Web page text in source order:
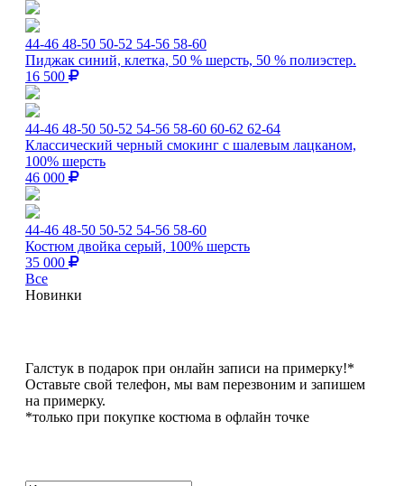
44-46 48-50 50-52 54-56 58-60
Пиджак синий, клетка, 50 % шерсть, 50 % полиэстер.
16 500
44-46 48-50 50-52 54-56 58-60 60-62 62-64
Классический черный смокинг с шалевым лацканом,
100% шерсть
46 000
44-46 48-50 50-52 54-56 58-60
Костюм двойка серый, 100% шерсть
35 000
Все
Новинки
Галстук в подарок при онлайн записи на примерку!*
Оставьте свой телефон, мы вам перезвоним и запишем
на примерку.
*только при покупке костюма в офлайн точке